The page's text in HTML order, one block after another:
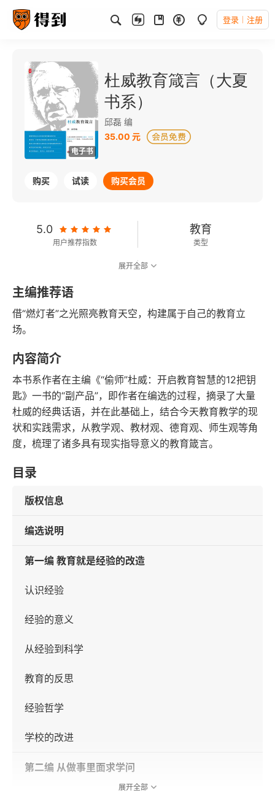
登录 注册
电子书
杜威教育箴言（大夏
书系）
邱磊 编
35.00 元
购买 试读 购买会员
5.0
用户推荐指数
教育
类型
2015-08-01
发行日期
展开全部
主编推荐语
借“燃灯者”之光照亮教育天空，构建属于自己的教育立
场。
内容简介
本书系作者在主编《“偷师”杜威：开启教育智慧的12把钥
匙》一书的“副产品”，即作者在编选的过程，摘录了大量
杜威的经典话语，并在此基础上，结合今天教育教学的现
状和实践需求，从教学观、教材观、德育观、师生观等角
度，梳理了诸多具有现实指导意义的教育箴言。
目录
版权信息
编选说明
第一编 教育就是经验的改造
认识经验
经验的意义
从经验到科学
教育的反思
经验哲学
学校的改进
第二编 从做事里面求学问
展开全部